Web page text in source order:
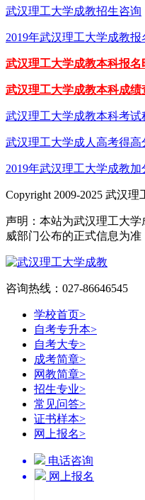
武汉理工大学成教招生咨询
2019年武汉理工大学成教
武汉理工大学成教本科报名
武汉理工大学成教本科成绩
武汉理工大学成教本科考试
武汉理工大学成人高考得高
2019年武汉理工大学成教加
Copyright 2009-2025 武汉理
声明：本站为武汉理工大
威部门公布的正式信息为准
咨询热线：027-86646545
学校首页>
自考专升本>
自考大专>
成考简章>
网教简章>
招生专业>
常见问答>
证书样本>
网上报名>
电话咨询
网上报名